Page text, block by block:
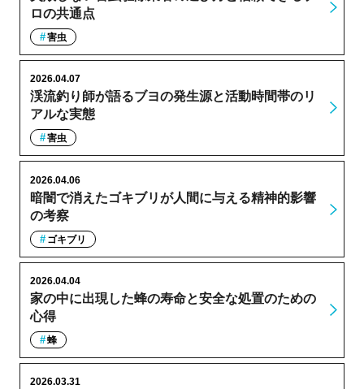
ロの共通点
害虫
渓流釣り師が語るブヨの発生源と活動時間帯のリ
アルな実態
2026.04.07
害虫
暗闇で消えたゴキブリが人間に与える精神的影響
の考察
2026.04.06
ゴキブリ
家の中に出現した蜂の寿命と安全な処置のための
心得
2026.04.04
蜂
2026.03.31